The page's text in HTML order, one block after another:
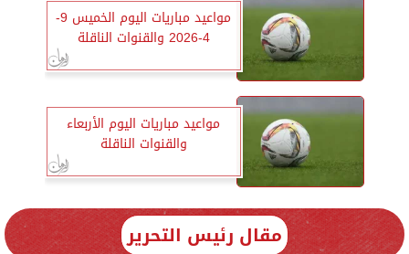
مواعيد مباريات اليوم الخميس 9-
4-2026 والقنوات الناقلة
مواعيد مباريات اليوم الأربعاء
والقنوات الناقلة
مقال رئيس التحرير